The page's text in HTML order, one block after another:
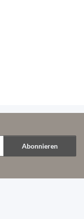
Abonnieren